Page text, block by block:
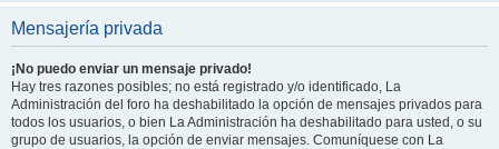
Mensajería privada
¡No puedo enviar un mensaje privado!
Hay tres razones posibles; no está registrado y/o identificado, La
Administración del foro ha deshabilitado la opción de mensajes privados para
todos los usuarios, o bien La Administración ha deshabilitado para usted, o su
grupo de usuarios, la opción de enviar mensajes. Comuníquese con La